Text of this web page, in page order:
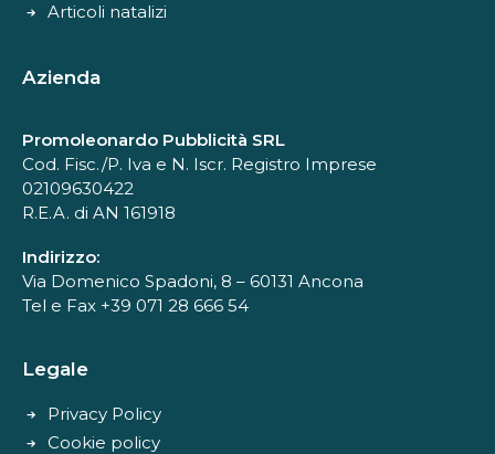
Articoli natalizi
Azienda
Promoleonardo Pubblicità SRL
Cod. Fisc./P. Iva e N. Iscr. Registro Imprese
02109630422
R.E.A. di AN 161918
Indirizzo:
Via Domenico Spadoni, 8 – 60131 Ancona
Tel e Fax +39 071 28 666 54
Legale
Privacy Policy
Cookie policy